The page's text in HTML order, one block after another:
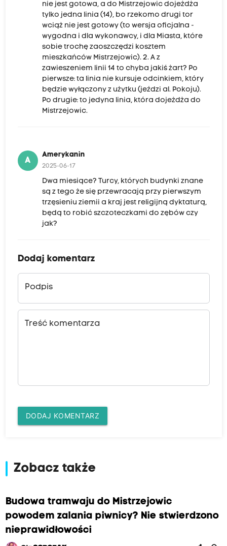
nie jest gotowa, a do Mistrzejowic dojeżdża
tylko jedna linia (14), bo rzekomo drugi tor
wciąż nie jest gotowy (to wersja oficjalna -
wygodna i dla wykonawcy, i dla Miasta, które
sobie trochę zaoszczędzi kosztem
mieszkańców Mistrzejowic). 2. A z
zawieszeniem linii 14 to chyba jakiś żart? Po
pierwsze: ta linia nie kursuje odcinkiem, który
będzie wyłączony z użytku (jeździ al. Pokoju).
Po drugie: to jedyna linia, która dojeżdża do
Mistrzejowic.
A
Amerykanin
2025-06-17
Dwa miesiące? Turcy, których budynki znane
są z tego że się przewracają przy pierwszym
trzęsieniu ziemii a kraj jest religijną dyktaturą,
będą to robić szczoteczkami do zębów czy
jak?
Dodaj komentarz
Podpis
Treść komentarza
DODAJ KOMENTARZ
Zobacz także
Budowa tramwaju do Mistrzejowic
powodem zalania piwnicy? Nie stwierdzono
nieprawidłowości